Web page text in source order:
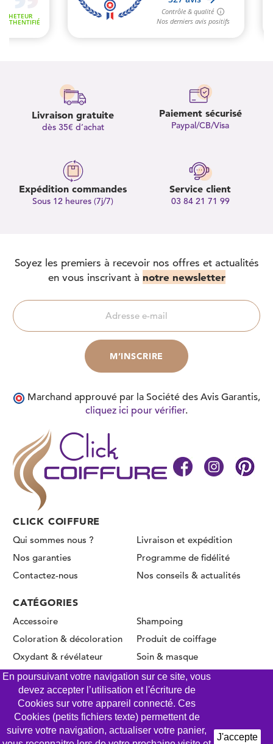
Livraison gratuite
dès 35€ d’achat
Paiement sécurisé
Paypal/CB/Visa
Expédition commandes
Sous 12 heures (7j/7)
Service client
03 84 21 71 99
CLICK COIFFURE
Qui sommes nous ?
Livraison et expédition
Nos garanties
Programme de fidélité
Contactez-nous
Nos conseils & actualités
CATÉGORIES
Accessoire
Coloration & décoloration
Oxydant & révélateur
Permanente & Lissage
Shampoing
Produit de coiffage
Soin & masque
Soyez les premiers à recevoir nos offres et actualités
en vous inscrivant à notre newsletter
Marchand approuvé par la Société des Avis Garantis,
cliquez ici pour vérifier.
En poursuivant votre navigation sur ce site, vous
devez accepter l’utilisation et l'écriture de
Cookies sur votre appareil connecté. Ces
Cookies (petits fichiers texte) permettent de
suivre votre navigation, actualiser votre panier,
J'accepte
© CLICK COIFFURE 2026 - Tous droits réservés